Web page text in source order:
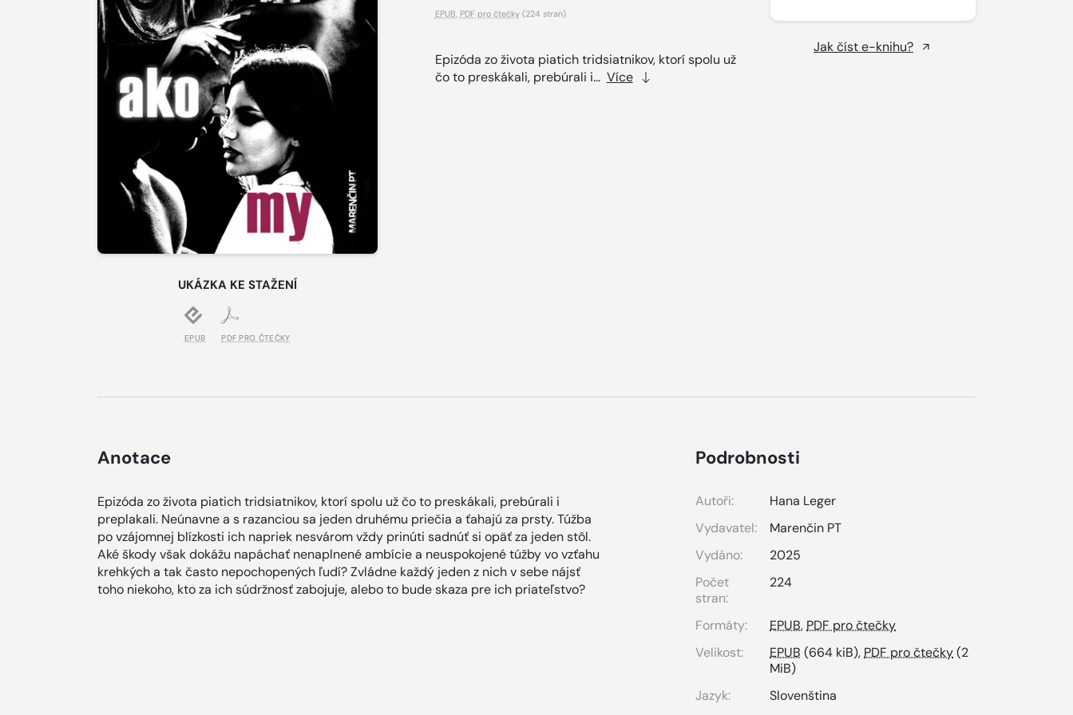
UKÁZKA KE STAŽENÍ
EPUB PDF PRO ČTEČKY
EPUB PDF pro čtečky(224 stran)
Epizóda zo života piatich tridsiatnikov, ktorí spolu už
čo to preskákali, prebúrali i... Více
Jak číst e-knihu?
Anotace
Epizóda zo života piatich tridsiatnikov, ktorí spolu už čo to preskákali, prebúrali i
preplakali. Neúnavne a s razanciou sa jeden druhému priečia a ťahajú za prsty. Túžba
po vzájomnej blízkosti ich napriek nesvárom vždy prinúti sadnúť si opäť za jeden stôl.
Aké škody však dokážu napáchať nenaplnené ambície a neuspokojené túžby vo vzťahu
krehkých a tak často nepochopených ľudí? Zvládne každý jeden z nich v sebe nájsť
toho niekoho, kto za ich súdržnosť zabojuje, alebo to bude skaza pre ich priateľstvo?
Podrobnosti
Autoři:
Hana Leger
Vydavatel:
Marenčin PT
Vydáno:
2025
Počet
stran:
224
Formáty: EPUB, PDF pro čtečky
Velikost:
EPUB (664 kiB), PDF pro čtečky(2
MiB)
Jazyk:
Slovenština